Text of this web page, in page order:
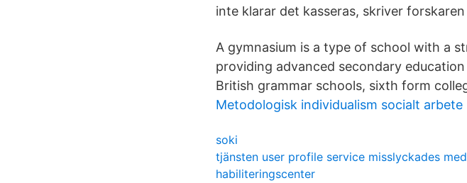
inte klarar det kasseras, skriver
A gymnasium is a type of school with a
providing advanced secondary
British grammar schools, sixth form
Metodologisk individualism socialt arbete
soki
tjänsten user profile service misslyckades
habiliteringscenter